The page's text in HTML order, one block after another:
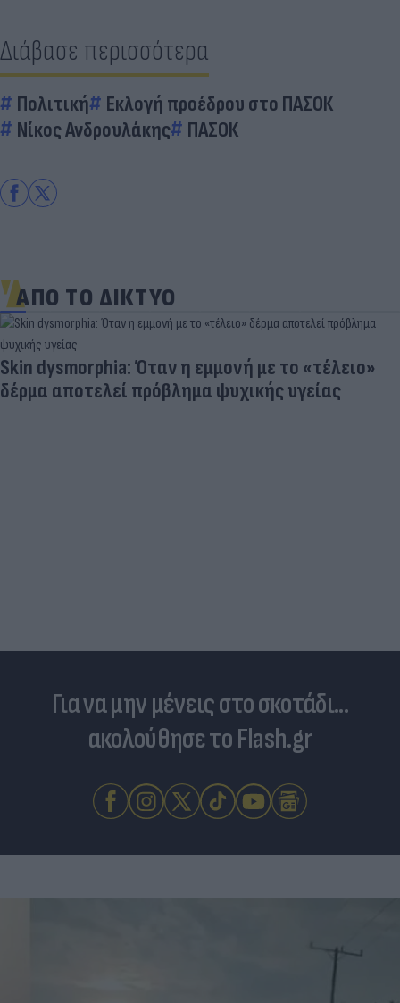
Διάβασε περισσότερα
Πολιτική
Εκλογή προέδρου στο ΠΑΣΟΚ
Νίκος Ανδρουλάκης
ΠΑΣΟΚ
ΑΠΟ ΤΟ ΔΙΚΤΥΟ
Skin dysmorphia: Όταν η εμμονή με το «τέλειο»
δέρμα αποτελεί πρόβλημα ψυχικής υγείας
Για να μην μένεις στο σκοτάδι...
ακολούθησε το Flash.gr